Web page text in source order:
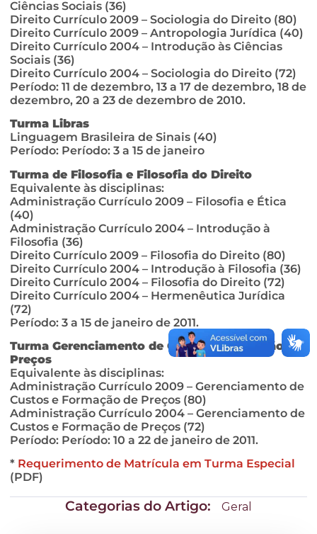
Ciências Sociais (36)
Direito Currículo 2009 – Sociologia do Direito (80)
Direito Currículo 2009 – Antropologia Jurídica (40)
Direito Currículo 2004 – Introdução às Ciências
Sociais (36)
Direito Currículo 2004 – Sociologia do Direito (72)
Período: 11 de dezembro, 13 a 17 de dezembro, 18 de
dezembro, 20 a 23 de dezembro de 2010.
Turma Libras
Linguagem Brasileira de Sinais (40)
Período: Período: 3 a 15 de janeiro
Turma de Filosofia e Filosofia do Direito
Equivalente às disciplinas:
Administração Currículo 2009 – Filosofia e Ética
(40)
Administração Currículo 2004 – Introdução à
Filosofia (36)
Direito Currículo 2009 – Filosofia do Direito (80)
Direito Currículo 2004 – Introdução à Filosofia (36)
Direito Currículo 2004 – Filosofia do Direito (72)
Direito Currículo 2004 – Hermenêutica Jurídica
(72)
Período: 3 a 15 de janeiro de 2011.
Turma Gerenciamento de Custos e Formação de
Preços
Equivalente às disciplinas:
Administração Currículo 2009 – Gerenciamento de
Custos e Formação de Preços (80)
Administração Currículo 2004 – Gerenciamento de
Custos e Formação de Preços (72)
Período: Período: 10 a 22 de janeiro de 2011.
* Requerimento de Matrícula em Turma Especial
(PDF)
Categorias do Artigo: Geral